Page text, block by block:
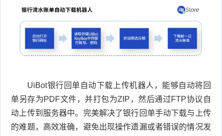
UiBot银行回单自动下载上传机器人，能够自动将回
单另存为PDF文件，并打包为ZIP，然后通过FTP协议自
动上传到服务器中。完美解决了银行回单手动下载与上传
的难题，高效准确，避免出现操作遗漏或者错误的情况发